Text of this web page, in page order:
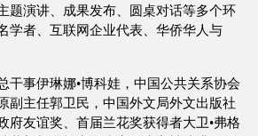
题演讲、成果发布、圆桌对话等多个环
学者、互联网企业代表、华侨华人与
干事伊琳娜•博科娃，中国公共关系协会
副主任郭卫民，中国外文局外文出版社
府友谊奖、首届兰花奖获得者大卫•弗格